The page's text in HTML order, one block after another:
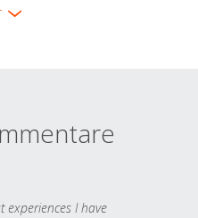
experiences I have